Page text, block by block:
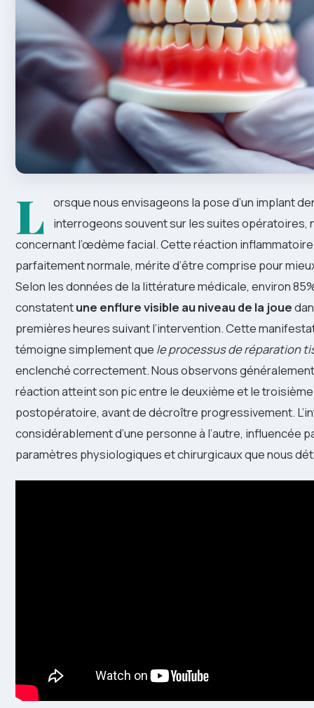
L orsque nous envisageons la pose d’un implant
interrogeons souvent sur les suites opératoires,
concernant l’œdème facial. Cette réaction
parfaitement normale, mérite d’être comprise pour
Selon les données de la littérature médicale, environ
constatentune enflure visible au niveau de la joue
premières heures suivant l’intervention. Cette
témoigne simplement que le processus de réparation
enclenché correctement. Nous observons
réaction atteint son pic entre le deuxième et le
postopératoire, avant de décroître progressivement.
considérablement d’une personne à l’autre, influencée
paramètres physiologiques et chirurgicaux que nous